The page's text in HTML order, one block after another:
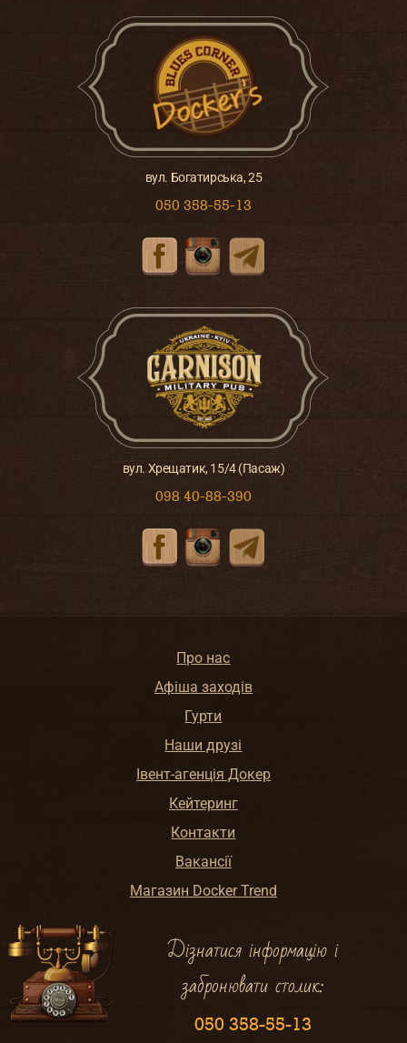
вул. Богатирська, 25
050 358-55-13
вул. Хрещатик, 15/4 (Пасаж)
098 40-88-390
Про нас
Афіша заходів
Гурти
Наши друзі
Івент-агенція Докер
Кейтеринг
Контакти
Вакансії
Магазин Docker Trend
Дізнатися інформацію і
забронювати столик:
050 358-55-13